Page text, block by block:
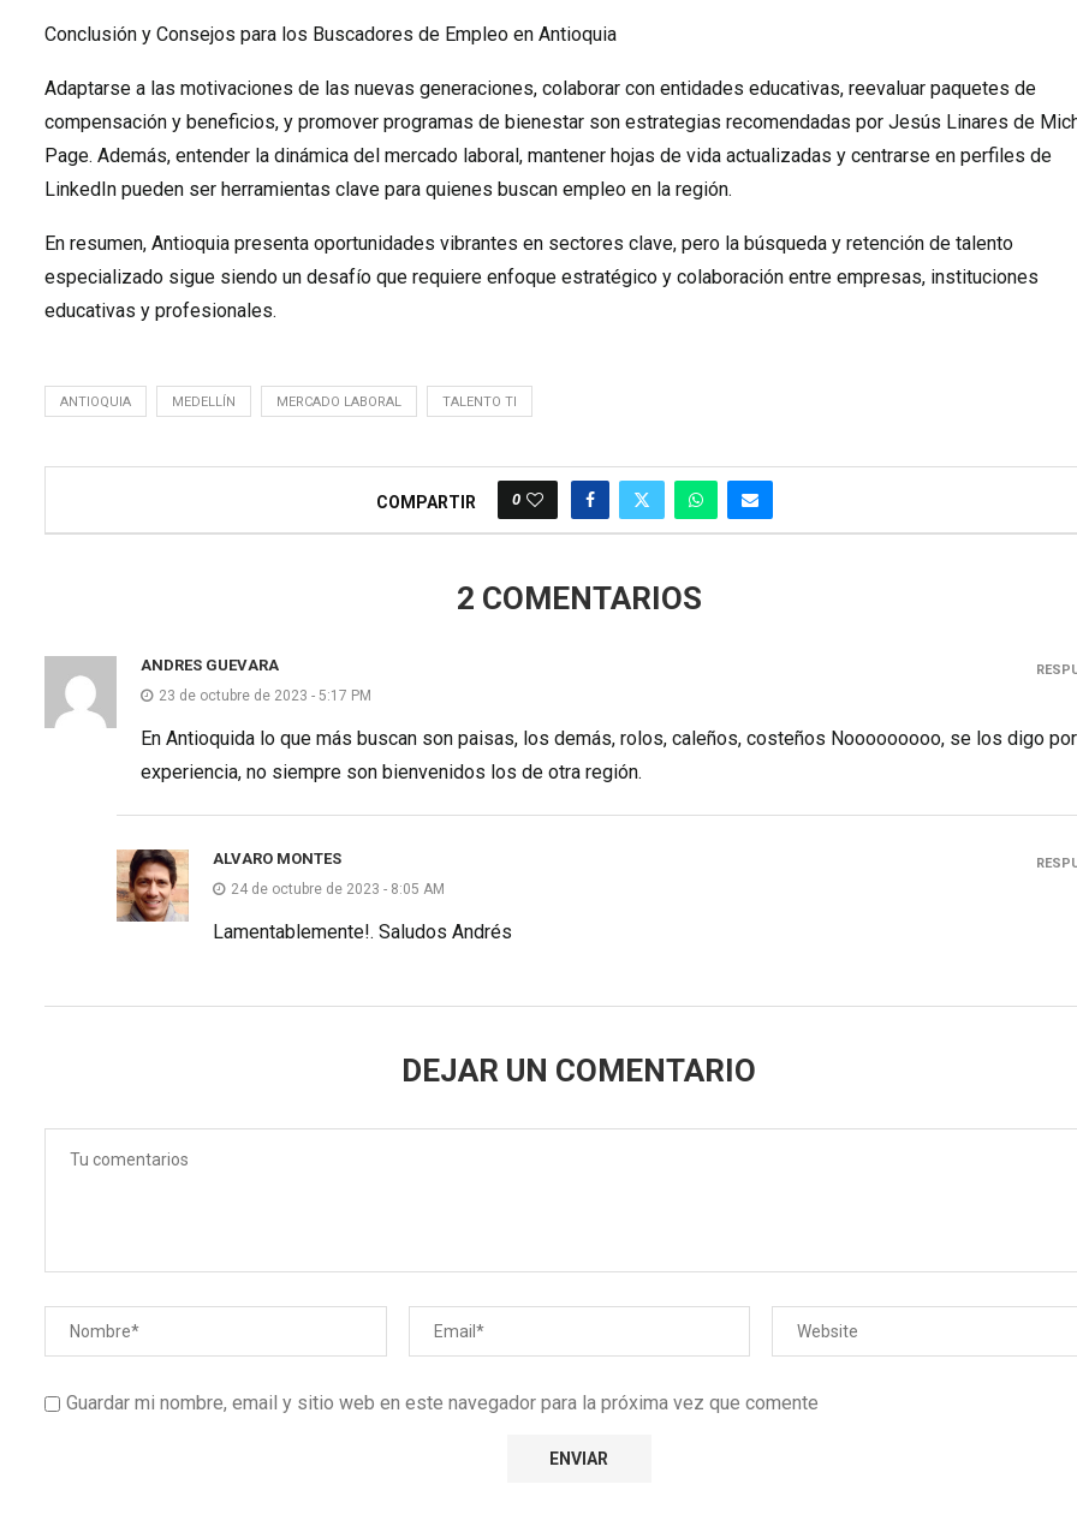
Conclusión y Consejos para los Buscadores de Empleo en Antioquia
Adaptarse a las motivaciones de las nuevas generaciones, colaborar con entidades educativas, reevaluar paquetes de
compensación y beneficios, y promover programas de bienestar son estrategias recomendadas por Jesús Linares de
Page. Además, entender la dinámica del mercado laboral, mantener hojas de vida actualizadas y centrarse en perfiles de
LinkedIn pueden ser herramientas clave para quienes buscan empleo en la región.
En resumen, Antioquia presenta oportunidades vibrantes en sectores clave, pero la búsqueda y retención de talento
especializado sigue siendo un desafío que requiere enfoque estratégico y colaboración entre empresas, instituciones
educativas y profesionales.
ANTIOQUIA MEDELLÍN MERCADO LABORAL TALENTO TI
COMPARTIR 0
2 COMENTARIOS
ANDRES GUEVARA
23 de octubre de 2023 - 5:17 PM
En Antioquida lo que más buscan son paisas, los demás, rolos, caleños, costeños Nooooooooo, se los digo por
experiencia, no siempre son bienvenidos los de otra región.
ALVARO MONTES
24 de octubre de 2023 - 8:05 AM
Lamentablemente!. Saludos Andrés
DEJAR UN COMENTARIO
Guardar mi nombre, email y sitio web en este navegador para la próxima vez que comente